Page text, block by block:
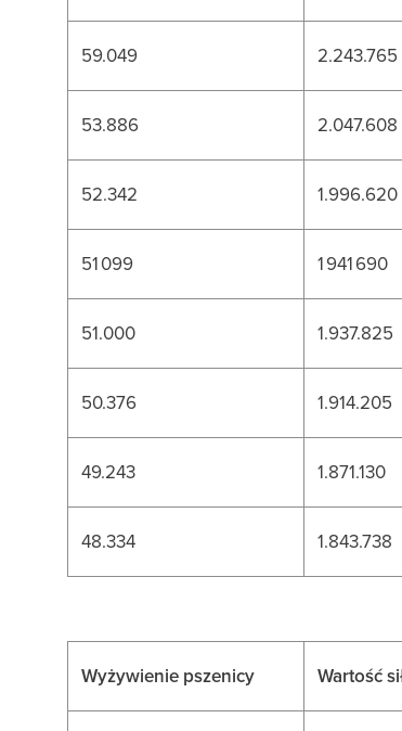
59.049 2.243.765
53.886 2.047.608
52.342 1.996.620
51 099 1 941 690
51.000 1.937.825
50.376 1.914.205
49.243 1.871.130
48.334 1.843.738
Wyżywienie pszenicy Wartość